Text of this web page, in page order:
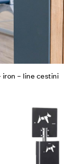
iron – line cestini
alla Lista desideri